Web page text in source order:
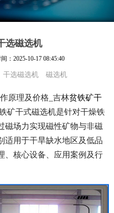
选磁选机
： 2025-10-17 08:45:40
干选磁选机 磁选机
原理及价格_吉林贫铁矿干
矿干式磁选机是针对干燥铁
磁场力实现磁性矿物与非磁
适用于干旱缺水地区及低品
、核心设备、应用案例及行